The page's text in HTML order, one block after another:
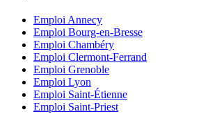
Emploi Annecy
Emploi Bourg-en-Bresse
Emploi Chambéry
Emploi Clermont-Ferrand
Emploi Grenoble
Emploi Lyon
Emploi Saint-Étienne
Emploi Saint-Priest